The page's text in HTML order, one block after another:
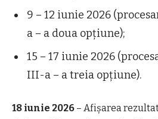
9 – 12 iunie 2026
a – a doua opțiune);
15 – 17 iunie 2026
III-a – a treia opțiune).
18 iunie 2026 – Afișarea